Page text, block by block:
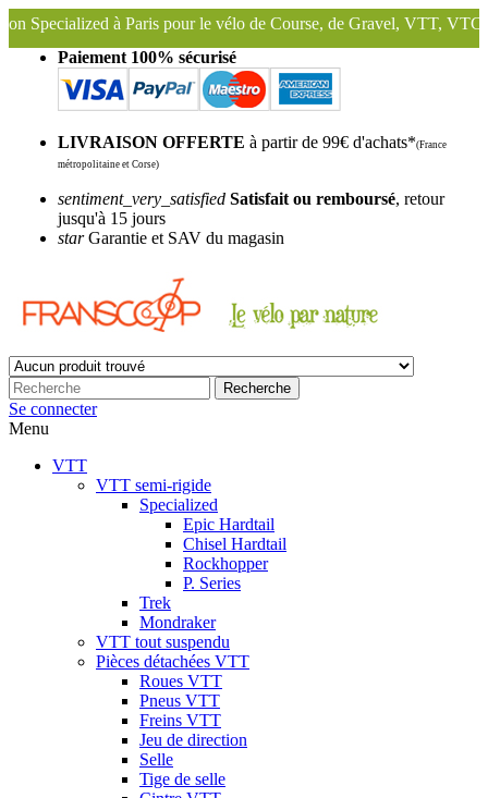
pour le vélo de Course, de Gravel, VTT, VTC ...
Nous
Paiement 100% sécurisé
LIVRAISON OFFERTE à partir de 99€ d'achats*(France
métropolitaine et Corse)
sentiment_very_satisfied Satisfait ou remboursé, retour
jusqu'à 15 jours
starGarantie et SAV du magasin
Recherche
Se connecter
Menu
VTT
VTT semi-rigide
Specialized
Epic Hardtail
Chisel Hardtail
Rockhopper
P. Series
Trek
Mondraker
VTT tout suspendu
Pièces détachées VTT
Roues VTT
Pneus VTT
Freins VTT
Jeu de direction
Selle
Tige de selle